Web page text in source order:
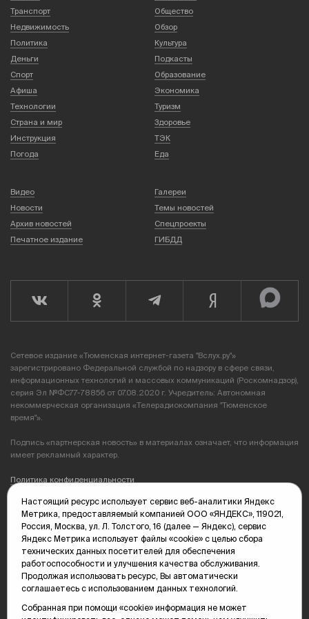
Транспорт
Общество
Недвижимость
Обзор
Политика
Культура
Деньги
Подкасты
Спорт
Образование
Афиша
Экономика
Технологии
Туризм
Страна и мир
Здоровье
Инструкция
ТЭК
Погода
Еда
Видео
Галереи
Новости
Темы новостей
Архив новостей
Спецпроекты
Печатное издание
ГИБДД
Сетевое издание «Тюменская интернет-газета "Вслух.ру"»
зарегистрировано Федеральной службой по надзору в сфере связи,
информационных технологий и массовых коммуникаций (Роскомнадзор),
серия Эл №ФС77-78856 от 07.08.2020 г. Учредитель: Автономная
некоммерческая организация «Телерадиокомпания "Тюменское
время"».
Подпись «партнерская новость» в материалах означает, что информация
имеет рекламный характер.
Политика конфиденциальности
Редакция: 625035, Тюмень, пр. Геологоразведчиков, 28А
(3452) 68-89-05
edit@vsluh.ru
Главный редактор: Панкина Т.Ю.
kika@vsluh.ru
По вопросам рекламы:
(3452) 68-89-78
kotovaev@sibinformburo.ru
Настоящий ресурс использует сервис веб-аналитики Яндекс
Метрика, предоставляемый компанией ООО «ЯНДЕКС», 119021,
Россия, Москва, ул. Л. Толстого, 16 (далее — Яндекс), сервис
Яндекс Метрика использует файлы «cookie» с целью сбора
технических данных посетителей для обеспечения
работоспособности и улучшения качества обслуживания.
Продолжая использовать ресурс, Вы автоматически
соглашаетесь с использованием данных технологий.
Собранная при помощи «cookie» информация не может